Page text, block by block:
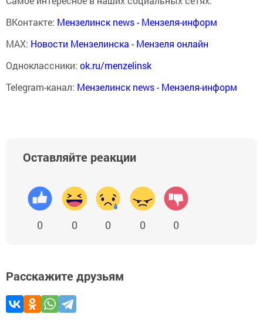
ВКонтакте: Мензелинск news - Мензеля-информ
MAX: Новости Мензелинска - Мензеля онлайн
Одноклассники: ok.ru/menzelinsk
Telegram-канал: Мензелинск news - Мензеля-информ
Оставляйте реакции
0 0 0 0 0
Расскажите друзьям